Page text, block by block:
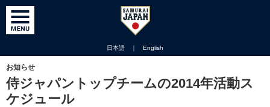
日本語 ｜ English
お知らせ
侍ジャパントップチームの2014年活動ス
ケジュール